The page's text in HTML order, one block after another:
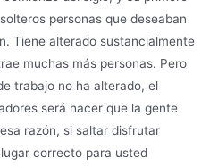
personas que deseaban
Tiene alterado sustancialmente
muchas más personas. Pero
trabajo no ha alterado, el
será hacer que la gente
razón, si saltar disfrutar
correcto para usted